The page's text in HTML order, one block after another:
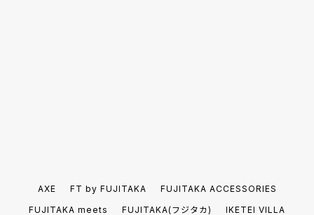
AXE FT by FUJITAKA
FUJITAKA ACCESSORIES
FUJITAKA meets
FUJITAKA(フジタカ)
IKETEI VILLA